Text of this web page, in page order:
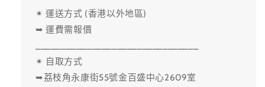
✴ 運送方式 (香港以外地區)
➥ 運費需報價
✴ 自取方式
➥荔枝角永康街55號金百盛中心2609室